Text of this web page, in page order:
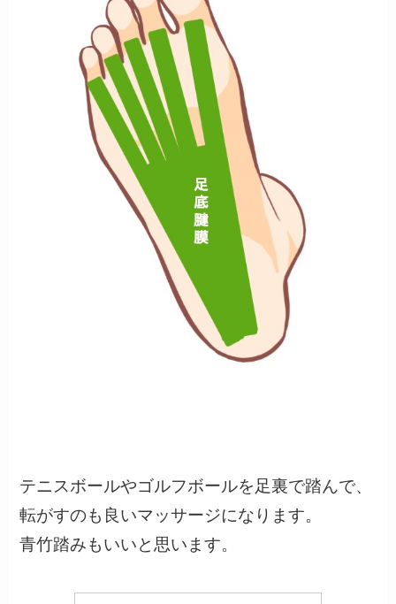
テニスボールやゴルフボールを足裏で踏んで、
転がすのも良いマッサージになります。
青竹踏みもいいと思います。